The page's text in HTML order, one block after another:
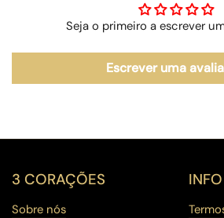
Seja o primeiro a escrever
Escrever uma
3 CORAÇÕES
Sobre nós